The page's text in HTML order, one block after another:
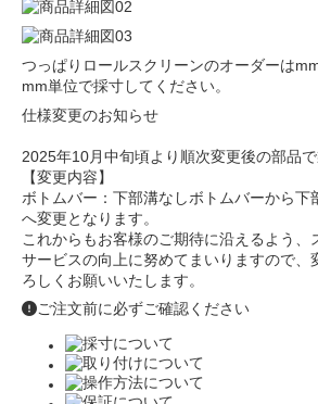
つっぱりロールスクリーンのオーダーは
mm単位で採寸してください。
仕様変更のお知らせ
2025年10月中旬頃より順次変更後の部品で
【変更内容】
ボトムバー：下部溝なしボトムバーから下
へ変更となります。
これからもお客様のご期待に沿えるよう、
サービスの向上に努めてまいりますので、
ろしくお願いいたします。
ご注文前に必ずご確認ください